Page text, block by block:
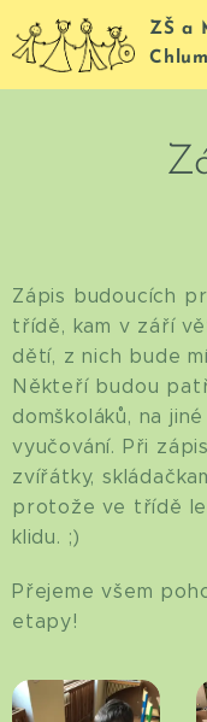
ZŠ a
Zápis budoucích
třídě, kam v září
dětí, z nich bude
Někteří budou
domškoláků, na
vyučování. Při
zvířátky,
protože ve třídě
klidu. ;)
Přejeme všem
etapy!